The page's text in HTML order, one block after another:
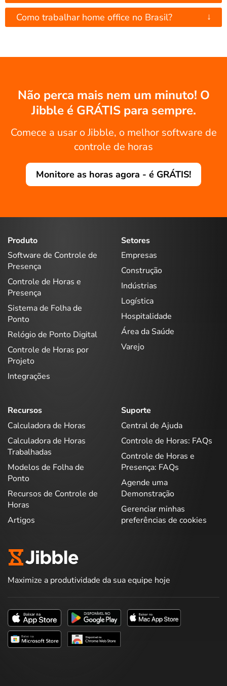
Como trabalhar home office no Brasil? ↓
Não perca mais nem um minuto! O
Jibble é GRÁTIS para sempre.
Comece a usar o Jibble, o melhor software de
controle de horas
Monitore as horas agora - é GRÁTIS!
Produto
Software de Controle de
Presença
Controle de Horas e
Presença
Sistema de Folha de
Ponto
Relógio de Ponto Digital
Controle de Horas por
Projeto
Integrações
Setores
Empresas
Construção
Indústrias
Logística
Hospitalidade
Área da Saúde
Varejo
Recursos
Calculadora de Horas
Calculadora de Horas
Trabalhadas
Modelos de Folha de
Ponto
Recursos de Controle de
Horas
Artigos
Suporte
Central de Ajuda
Controle de Horas: FAQs
Controle de Horas e
Presença: FAQs
Agende uma
Demonstração
Gerenciar minhas
preferências de cookies
Maximize a produtividade da sua equipe hoje